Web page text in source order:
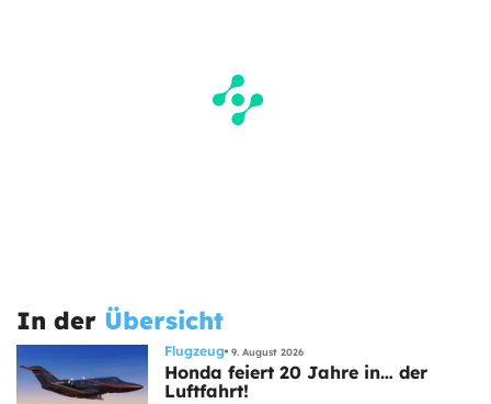
In der Übersicht
Flugzeug 9. August 2026
Honda feiert 20 Jahre in… der
Luftfahrt!